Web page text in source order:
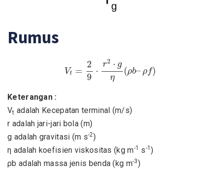
Rumus
Vt =
2
9
⋅
r2 ⋅ g
η
(ρb– ρf)
29 ⋅g
Keterangan :
Vt adalah Kecepatan terminal (m/s)
r adalah jari-jari bola (m)
g adalah gravitasi (m s-2)
η adalah koefisien viskositas (kg m-1 s-1)
ρb adalah massa jenis benda (kg m-3)